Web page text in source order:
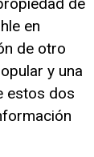
en
de otro
y una
estos dos